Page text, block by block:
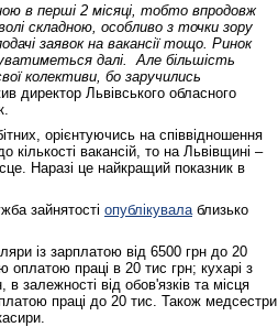
в перші 2 місяці, тобто впродовж
складною, особливо з точки зору
заявок на вакансії тощо. Ринок
далі. Але більшість
колективи, бо заручились
директор Львівського обласного
орієнтуючись на співвідношення
кількості вакансій, то на Львівщині –
Наразі це найкращий показник в
зайнятості опублікувала близько
із зарплатою від 6500 грн до 20
праці в 20 тис грн; кухарі з
залежності від обов'язків та місця
праці до 20 тис. Також медсестри,